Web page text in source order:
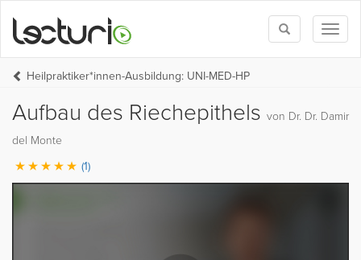
Toggle
search
Heilpraktiker*innen-Ausbildung: UNI-MED-HP
Aufbau des Riechepithels von Dr. Dr. Damir
del Monte
(1)